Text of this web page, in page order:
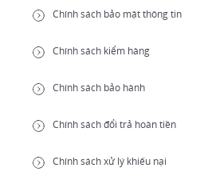
Chính sách bảo mật thông tin
Chính sách kiểm hàng
Chính sách bảo hành
Chính sách đổi trả hoàn tiền
Chính sách xử lý khiếu nại